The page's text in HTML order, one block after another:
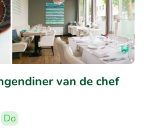
van de chef
Do